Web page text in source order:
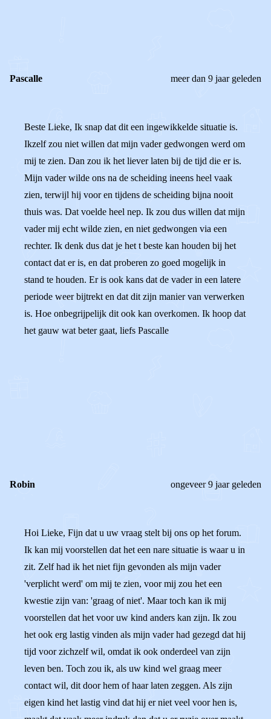
Pascalle meer dan 9 jaar geleden
Beste Lieke, Ik snap dat dit een ingewikkelde situatie is.
Ikzelf zou niet willen dat mijn vader gedwongen werd om
mij te zien. Dan zou ik het liever laten bij de tijd die er is.
Mijn vader wilde ons na de scheiding ineens heel vaak
zien, terwijl hij voor en tijdens de scheiding bijna nooit
thuis was. Dat voelde heel nep. Ik zou dus willen dat mijn
vader mij echt wilde zien, en niet gedwongen via een
rechter. Ik denk dus dat je het t beste kan houden bij het
contact dat er is, en dat proberen zo goed mogelijk in
stand te houden. Er is ook kans dat de vader in een latere
periode weer bijtrekt en dat dit zijn manier van verwerken
is. Hoe onbegrijpelijk dit ook kan overkomen. Ik hoop dat
het gauw wat beter gaat, liefs Pascalle
Robin ongeveer 9 jaar geleden
Hoi Lieke, Fijn dat u uw vraag stelt bij ons op het forum.
Ik kan mij voorstellen dat het een nare situatie is waar u in
zit. Zelf had ik het niet fijn gevonden als mijn vader
'verplicht werd' om mij te zien, voor mij zou het een
kwestie zijn van: 'graag of niet'. Maar toch kan ik mij
voorstellen dat het voor uw kind anders kan zijn. Ik zou
het ook erg lastig vinden als mijn vader had gezegd dat hij
tijd voor zichzelf wil, omdat ik ook onderdeel van zijn
leven ben. Toch zou ik, als uw kind wel graag meer
contact wil, dit door hem of haar laten zeggen. Als zijn
eigen kind het lastig vind dat hij er niet veel voor hen is,